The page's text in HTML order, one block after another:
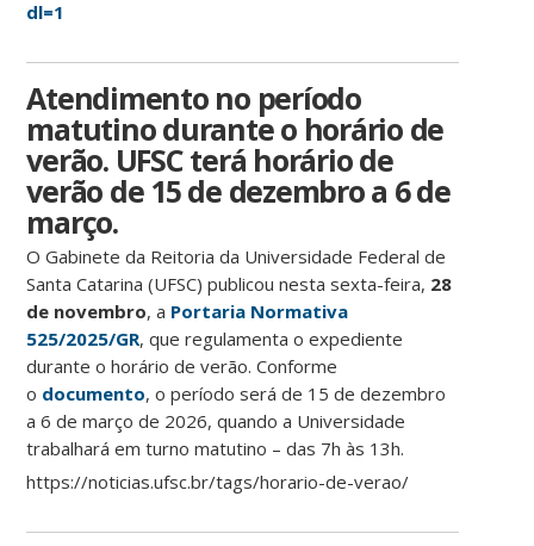
dl=1
Atendimento no período
matutino durante o horário de
verão. UFSC terá horário de
verão de 15 de dezembro a 6 de
março.
O Gabinete da Reitoria da Universidade Federal de
Santa Catarina (UFSC) publicou nesta sexta-feira, 28
de novembro, a Portaria Normativa
525/2025/GR, que regulamenta o expediente
durante o horário de verão. Conforme
o documento, o período será de 15 de dezembro
a 6 de março de 2026, quando a Universidade
trabalhará em turno matutino – das 7h às 13h.
https://noticias.ufsc.br/tags/horario-de-verao/